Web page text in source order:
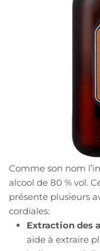
Comme son nom
alcool de 80 % vol.
présente plusieurs
cordiales:
Extraction des
aide à extraire